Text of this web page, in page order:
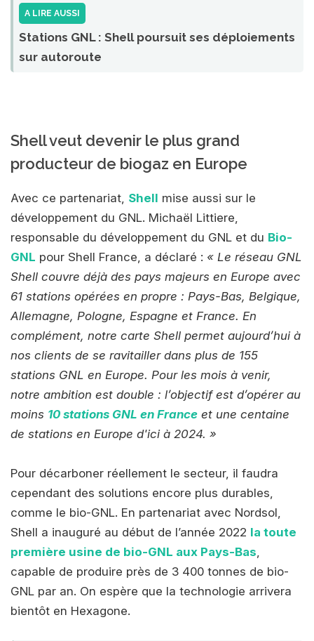
A LIRE AUSSI
Stations GNL : Shell poursuit ses déploiements
sur autoroute
Shell veut devenir le plus grand
producteur de biogaz en Europe
Avec ce partenariat, Shell mise aussi sur le
développement du GNL. Michaël Littiere,
responsable du développement du GNL et du Bio-
GNL pour Shell France, a déclaré : « Le réseau GNL
Shell couvre déjà des pays majeurs en Europe avec
61 stations opérées en propre : Pays-Bas, Belgique,
Allemagne, Pologne, Espagne et France. En
complément, notre carte Shell permet aujourd’hui à
nos clients de se ravitailler dans plus de 155
stations GNL en Europe. Pour les mois à venir,
notre ambition est double : l’objectif est d’opérer au
moins 10 stations GNL en France et une centaine
de stations en Europe d'ici à 2024. »
Pour décarboner réellement le secteur, il faudra
cependant des solutions encore plus durables,
comme le bio-GNL. En partenariat avec Nordsol,
Shell a inauguré au début de l’année 2022 la toute
première usine de bio-GNL aux Pays-Bas
capable de produire près de 3 400 tonnes de bio-
GNL par an. On espère que la technologie arrivera
bientôt en Hexagone.